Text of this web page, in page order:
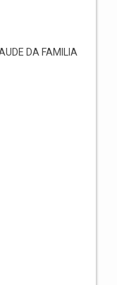
DA FAMILIA